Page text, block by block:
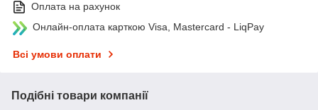
Оплата на рахунок
Онлайн-оплата карткою Visa, Mastercard - LiqPay
Всі умови оплати
Подібні товари компанії